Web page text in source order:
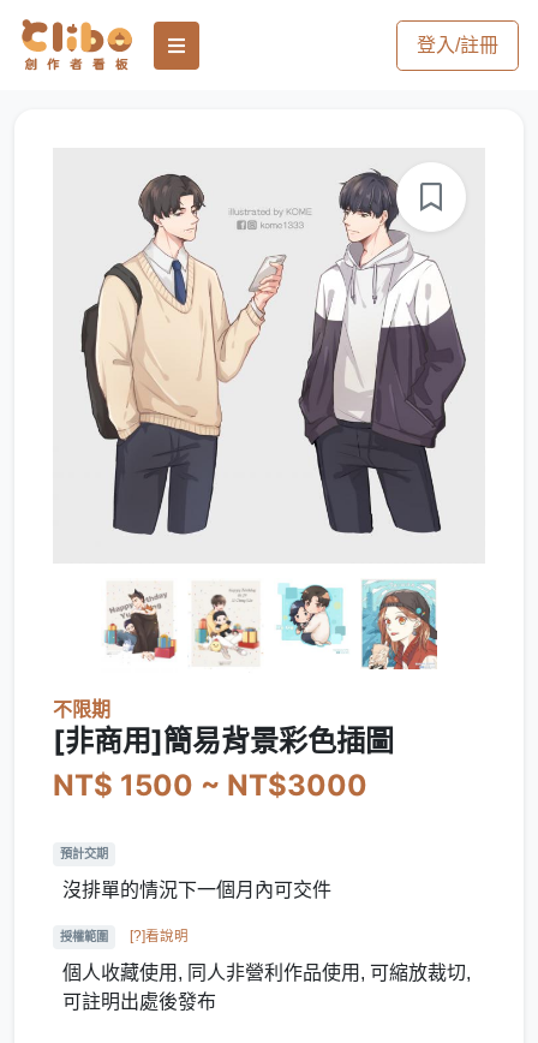
登入/註冊
不限期
[非商用]簡易背景彩色插圖
NT$ 1500 ~ NT$3000
預計交期
沒排單的情況下一個月內可交件
授權範圍 [?]看說明
個人收藏使用, 同人非營利作品使用, 可縮放裁切,
可註明出處後發布